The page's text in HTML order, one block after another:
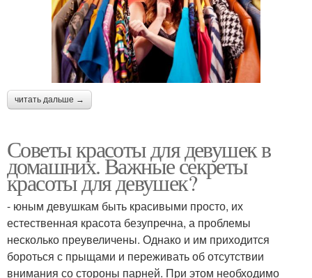
читать дальше →
Советы красоты для девушек в
домашних. Важные секреты
красоты для девушек?
- юным девушкам быть красивыми просто, их
естественная красота безупречна, а проблемы
несколько преувеличены. Однако и им приходится
бороться с прыщами и переживать об отсутствии
внимания со стороны парней. При этом необходимо